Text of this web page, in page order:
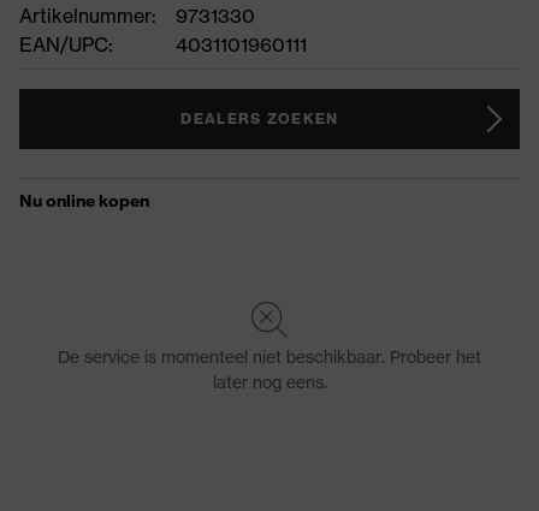
Artikelnummer:
9731330
EAN/UPC:
4031101960111
DEALERS ZOEKEN